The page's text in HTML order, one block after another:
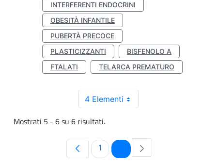
INTERFERENTI ENDOCRINI
OBESITÀ INFANTILE
PUBERTÀ PRECOCE
PLASTICIZZANTI
BISFENOLO A
FTALATI
TELARCA PREMATURO
4 Elementi
Mostrati 5 - 6 su 6 risultati.
Pagina
1 Pagina